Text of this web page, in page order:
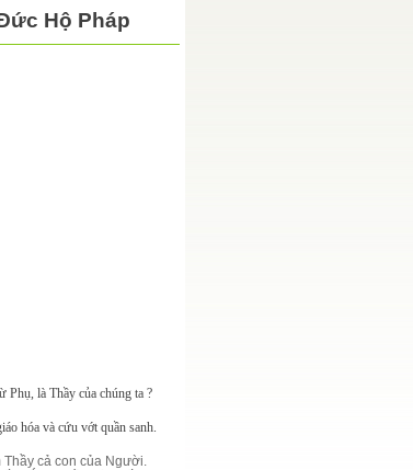
Hộ Pháp
là Thầy của chúng ta ?
hóa và cứu vớt quần sanh.
cả con của Người.